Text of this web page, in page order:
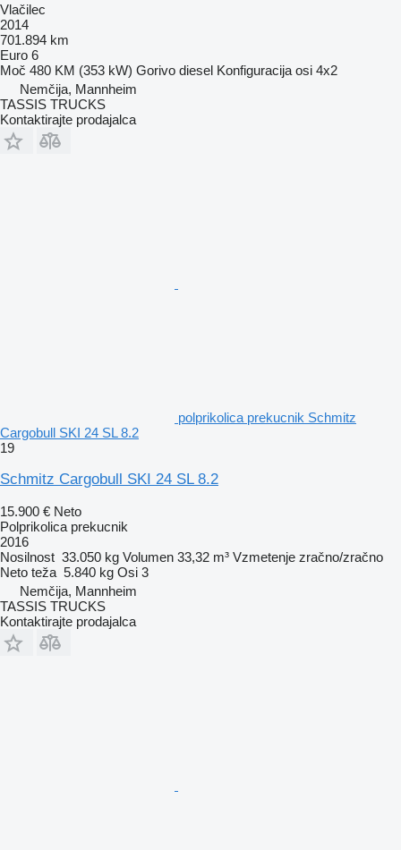
Vlačilec
2014
701.894 km
Euro 6
Moč 480 KM (353 kW) Gorivo diesel Konfiguracija osi 4x2
Nemčija, Mannheim
TASSIS TRUCKS
Kontaktirajte prodajalca
polprikolica prekucnik Schmitz
Cargobull SKI 24 SL 8.2
19
Schmitz Cargobull SKI 24 SL 8.2
15.900 € Neto
Polprikolica prekucnik
2016
Nosilnost 33.050 kg Volumen 33,32 m³ Vzmetenje zračno/zračno
Neto teža 5.840 kg Osi 3
Nemčija, Mannheim
TASSIS TRUCKS
Kontaktirajte prodajalca